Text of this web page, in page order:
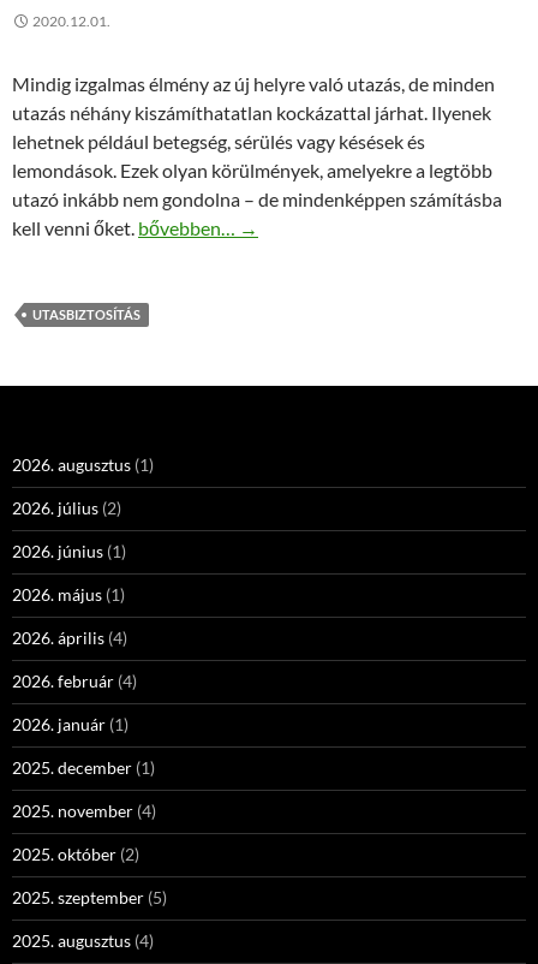
2020.12.01.
Mindig izgalmas élmény az új helyre való utazás, de minden
utazás néhány kiszámíthatatlan kockázattal járhat. Ilyenek
lehetnek például betegség, sérülés vagy késések és
lemondások. Ezek olyan körülmények, amelyekre a legtöbb
utazó inkább nem gondolna – de mindenképpen számításba
kell venni őket. Utasbiztosítás kalkulátor a világhálón
bővebben… →
UTASBIZTOSÍTÁS
2026. augusztus (1)
2026. július (2)
2026. június (1)
2026. május (1)
2026. április (4)
2026. február (4)
2026. január (1)
2025. december (1)
2025. november (4)
2025. október (2)
2025. szeptember (5)
2025. augusztus (4)